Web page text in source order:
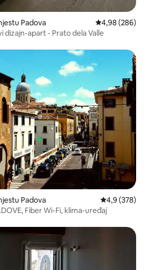
Padova prosječna
4,98 (286)
dizajn-apart - Prato dela Valle
Padova prosječna
4,9 (378)
Fiber Wi-Fi, klima-uređaj